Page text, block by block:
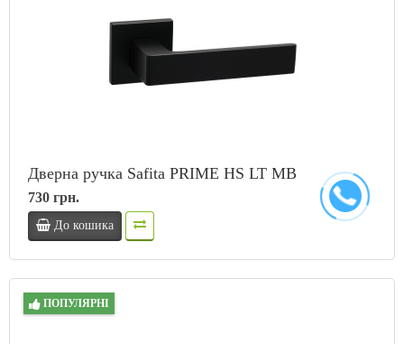
Дверна ручка Safita PRIME HS LT MB
730 грн.
До кошика
ПОПУЛЯРНІ